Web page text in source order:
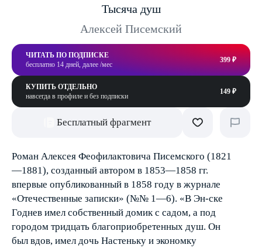
Тысяча душ
Алексей Писемский
ЧИТАТЬ ПО ПОДПИСКЕ
бесплатно 14 дней, далее /мес
399 ₽
КУПИТЬ ОТДЕЛЬНО
навсегда в профиле и без подписки
149 ₽
Бесплатный фрагмент
Роман Алексея Феофилактовича Писемского (1821
—1881), созданный автором в 1853—1858 гг.
впервые опубликованный в 1858 году в журнале
«Отечественные записки» (№№ 1—6). «В Эн-ске
Годнев имел собственный домик с садом, а под
городом тридцать благоприобретенных душ. Он
был вдов, имел дочь Настеньку и экономку